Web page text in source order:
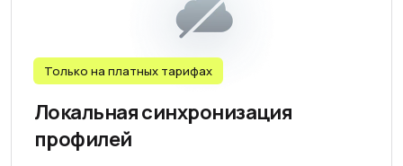
Только на платных тарифах
Локальная синхронизация
профилей